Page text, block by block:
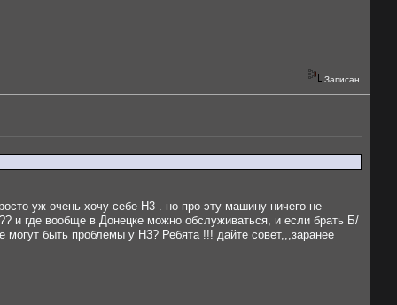
Записан
уж очень хочу себе H3 . но про эту машину ничего не
и где вообще в Донецке можно обслуживаться, и если брать Б/
быть проблемы у H3? Ребята !!! дайте совет,,,заранее